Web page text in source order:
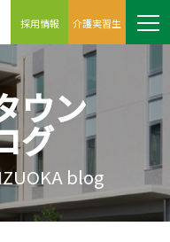
採用情報 介護実習生
ウン
グ
blog